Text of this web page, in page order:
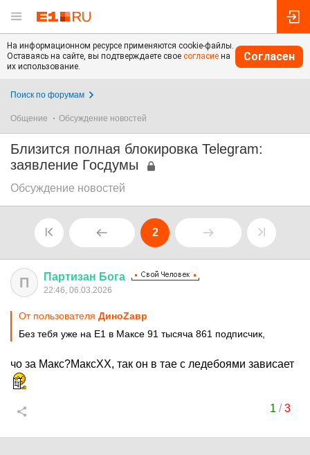
На информационном ресурсе применяются cookie-файлы.
Оставаясь на сайте, вы подтверждаете свое согласие на
их использование.
Согласен
Поиск по форумам
Общение Обсуждение новостей
Близится полная блокировка Telegram:
заявление Госдумы
Обсуждение новостей
2
П Партизан Бога
22:46, 06.03.2026
От пользователя ДиноZавp
Без тебя уже на Е1 в Максе 91 тысяча 861 подписчик,
чо за Макс?МаксХХ, так он в тае с ледебоями зависает
1 /3